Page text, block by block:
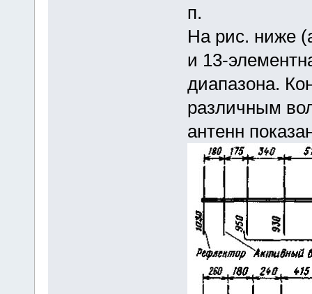
п.
На рис. ниже
и 13-
диапазона.
различным
антенн